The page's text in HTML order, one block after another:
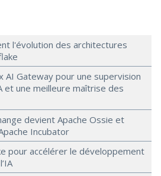
l'évolution des architectures
AI Gateway pour une supervision
et une meilleure maîtrise des
devient Apache Ossie et
Incubator
pour accélérer le développement